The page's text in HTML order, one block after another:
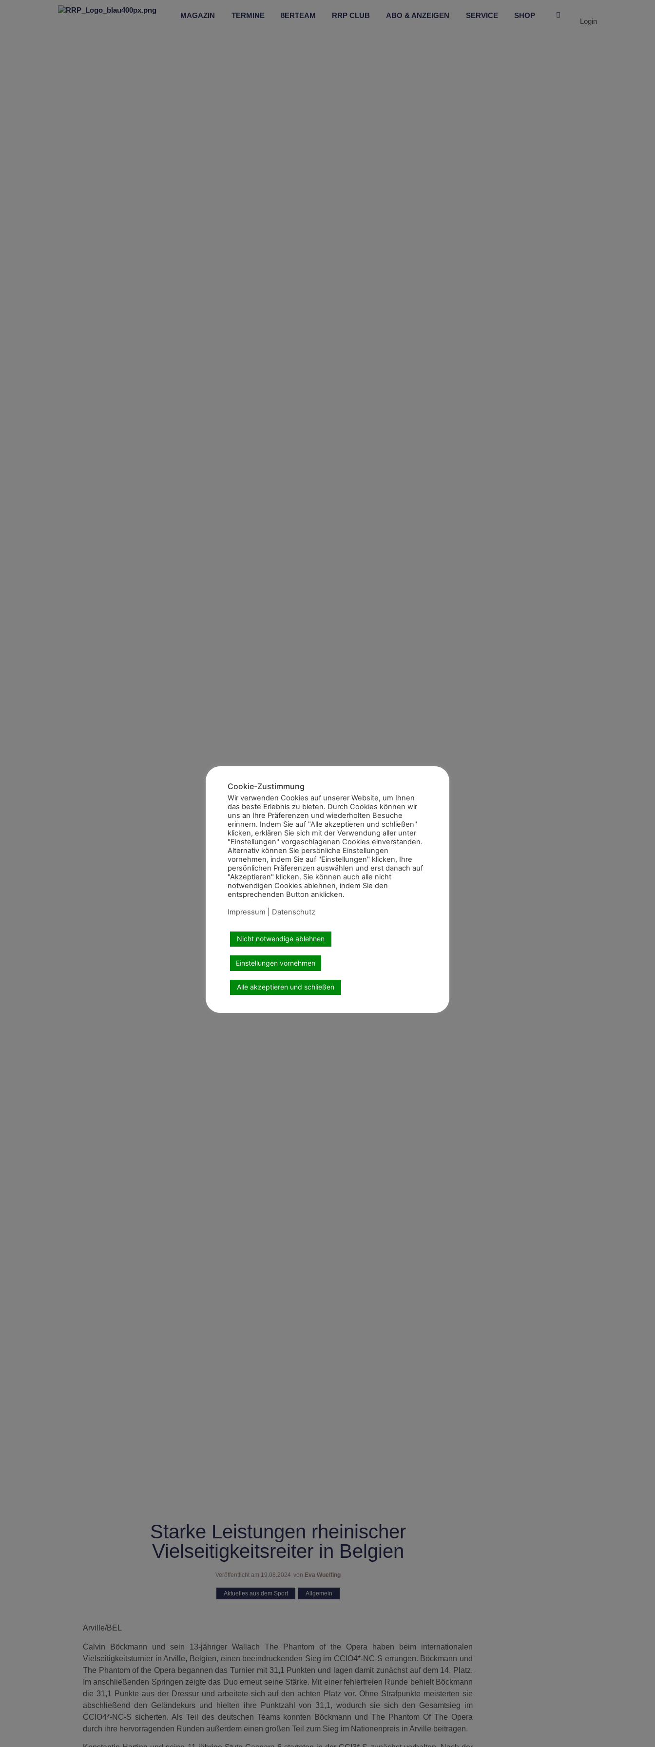
MAGAZIN TERMINE 8ERTEAM RRP CLUB ABO & ANZEIGEN SERVICE SHOP
Login
Starke Leistungen rheinischer
Vielseitigkeitsreiter in Belgien
Veröffentlicht am 19.08.2024 von Eva Wuelfing
Aktuelles aus dem Sport Allgemein
Arville/BEL
Calvin Böckmann und sein 13-jähriger Wallach The Phantom of the Opera haben beim internationalen
Vielseitigkeitsturnier in Arville, Belgien, einen beeindruckenden Sieg im CCIO4*-NC-S errungen. Böckmann und
The Phantom of the Opera begannen das Turnier mit 31,1 Punkten und lagen damit zunächst auf dem 14. Platz.
Im anschließenden Springen zeigte das Duo erneut seine Stärke. Mit einer fehlerfreien Runde behielt Böckmann
die 31,1 Punkte aus der Dressur und arbeitete sich auf den achten Platz vor. Ohne Strafpunkte meisterten sie
abschließend den Geländekurs und hielten ihre Punktzahl von 31,1, wodurch sie sich den Gesamtsieg im
CCIO4*-NC-S sicherten. Als Teil des deutschen Teams konnten Böckmann und The Phantom Of The Opera
durch ihre hervorragenden Runden außerdem einen großen Teil zum Sieg im Nationenpreis in Arville beitragen.
Cookie-Zustimmung
Wir verwenden Cookies auf unserer Website, um Ihnen
das beste Erlebnis zu bieten. Durch Cookies können wir
uns an Ihre Präferenzen und wiederholten Besuche
erinnern. Indem Sie auf "Alle akzeptieren und schließen"
klicken, erklären Sie sich mit der Verwendung aller unter
"Einstellungen" vorgeschlagenen Cookies einverstanden.
Alternativ können Sie persönliche Einstellungen
vornehmen, indem Sie auf "Einstellungen" klicken, Ihre
persönlichen Präferenzen auswählen und erst danach auf
"Akzeptieren" klicken. Sie können auch alle nicht
notwendigen Cookies ablehnen, indem Sie den
entsprechenden Button anklicken.
Impressum
Datenschutz
Nicht notwendige ablehnen
Einstellungen vornehmen
Alle akzeptieren und schließen